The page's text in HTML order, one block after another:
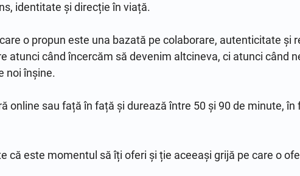
identitate și direcție în viață.
o propun este una bazată pe colaborare, autenticitate și
atunci când încercăm să devenim altcineva, ci atunci când
noi înșine.
online sau față în față și durează între 50 și 90 de minute, în
că este momentul să îți oferi și ție aceeași grijă pe care o